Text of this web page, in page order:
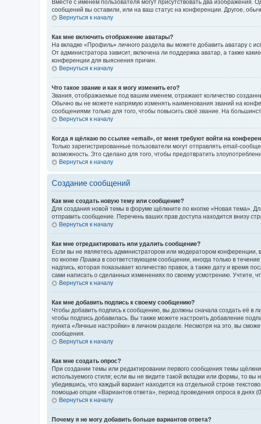
Вместе с именем пользователя могут присутствовать два изображения.
сообщений вы оставили, или на ваш статус на конференции. Другое,
Вернуться к началу
Как мне включить отображение аватары?
На вкладке «Профиль» личного раздела вы можете добавить аватару с
От администратора зависит, включена ли поддержка аватар, а также
конференции для выяснения причин.
Вернуться к началу
Что такое звание и как я могу изменить его?
Звания, отображаемые под вашим именем, отражают количество
Обычно вы не можете напрямую изменять наименования званий на
сообщениями только для того, чтобы повысить своё звание. На
Вернуться к началу
Когда я щёлкаю по ссылке «email», от меня требуют войти на
Только зарегистрированные пользователи могут отправлять email-
возможность. Это сделано для того, чтобы предотвратить
Вернуться к началу
Создание сообщений
Как мне создать новую тему или сообщение?
Для создания новой темы в форуме щёлкните по кнопке «Новая тема».
отправить сообщение. Перечень ваших прав доступа находится внизу
Вернуться к началу
Как мне отредактировать или удалить сообщение?
Если вы не являетесь администратором или модератором
по кнопке Правка в соответствующем сообщении, иногда только в
надпись, которая показывает количество правок, а также дату и время
сами написать о сделанных изменениях по своему усмотрению. Учтите,
Вернуться к началу
Как мне добавить подпись к своему сообщению?
Чтобы добавить подпись к сообщению, вы должны сначала создать её в
чтобы подпись добавилась. Вы также можете настроить добавление
пункта «Личные настройки» в личном разделе. Несмотря на это, вы
сообщения.
Вернуться к началу
Как мне создать опрос?
При создании темы или редактировании первого сообщения темы
используемого стиля; если вы не видите такой вкладки или формы, то
убедившись, что каждый вариант находится на отдельной строке
помощью опции «Вариантов ответа», период проведения опроса в днях
Вернуться к началу
Почему я не могу добавить больше вариантов ответа?